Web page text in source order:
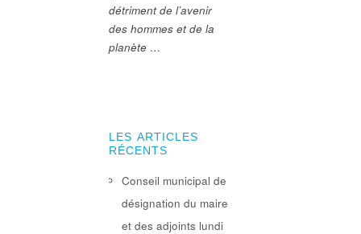
détriment de l’avenir
des hommes et de la
planète …
LES ARTICLES
RÉCENTS
Conseil municipal de
désignation du maire
et des adjoints lundi